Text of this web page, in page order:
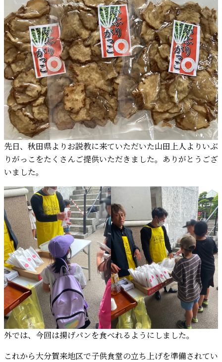
先日、秋田県よりお説教に来ていただいた山田上人よりいぶ
りがっこをたくさんご提供いただきました。ありがとうござ
いました。
外では、今回は揚げパンを食べれるようにしました。
これから大分賀来地区で子供食堂の立ち上げを準備されてい